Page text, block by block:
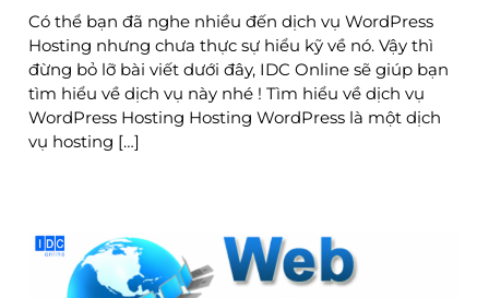
Có thể bạn đã nghe nhiều đến dịch vụ WordPress
Hosting nhưng chưa thực sự hiểu kỹ về nó. Vậy thì
đừng bỏ lỡ bài viết dưới đây, IDC Online sẽ giúp bạn
tìm hiểu về dịch vụ này nhé ! Tìm hiểu về dịch vụ
WordPress Hosting Hosting WordPress là một dịch
vụ hosting […]